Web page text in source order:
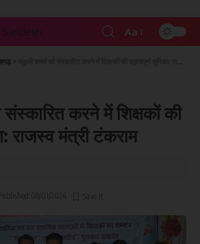
Aa
>
करने में शिक्षकों की
राजस्व मंत्री टंकराम